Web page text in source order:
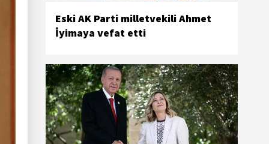
Eski AK Parti milletvekili Ahmet
İyimaya vefat etti